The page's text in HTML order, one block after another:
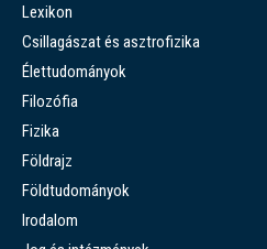
Lexikon
Csillagászat és asztrofizika
Élettudományok
Filozófia
Fizika
Földrajz
Földtudományok
Irodalom